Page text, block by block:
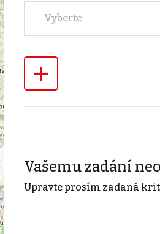
Vyberte
+
Vašemu zadání
Upravte prosím zadaná